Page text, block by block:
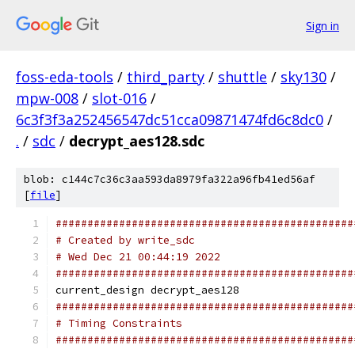
Sign in
foss-eda-tools / third_party / shuttle / sky130 /
mpw-008 / slot-016 /
6c3f3f3a252456547dc51cca09871474fd6c8dc0 /
. / sdc / decrypt_aes128.sdc
blob: c144c7c36c3aa593da8979fa322a96fb41ed56af
[file]
# Created by write_sdc
# Wed Dec 21 00:44:19 2022
current_design decrypt_aes128
# Timing Constraints